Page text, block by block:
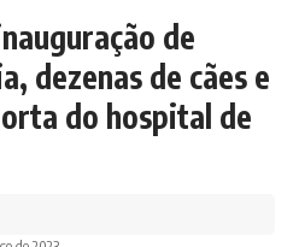
de
dezenas de cães e
do hospital de